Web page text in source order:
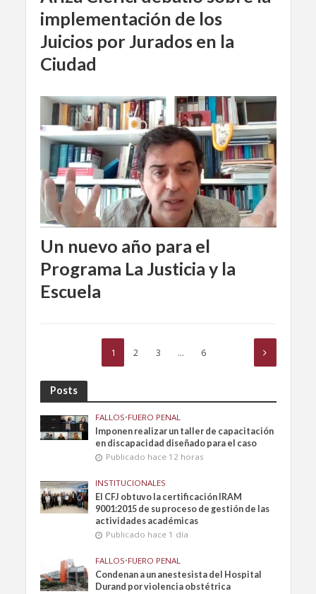
implementación de los
Juicios por Jurados en la
Ciudad
Un nuevo año para el
Programa La Justicia y la
Escuela
1 2 3 … 6
Posts
FALLOS•FUERO PENAL
Imponen realizar un taller de capacitación
en discapacidad diseñado para el caso
Publicado hace 12 horas
INSTITUCIONALES
El CFJ obtuvo la certificación IRAM
9001:2015 de su proceso de gestión de las
actividades académicas
Publicado hace 1 día
FALLOS•FUERO PENAL
Condenan a un anestesista del Hospital
Durand por violencia obstétrica